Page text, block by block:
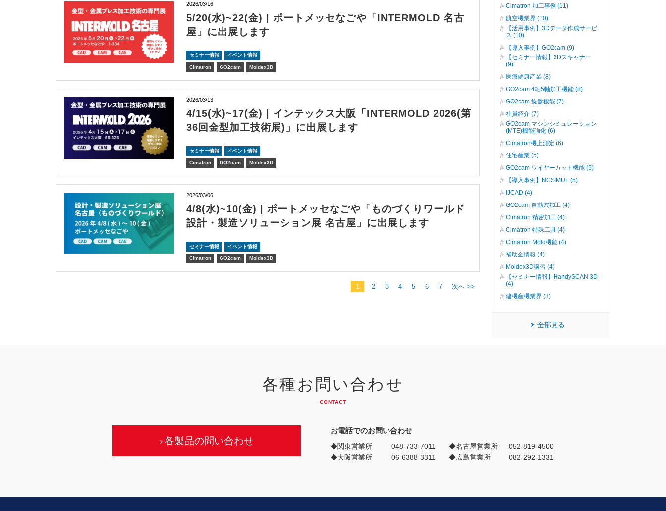
2026/03/16
5/20(水)~22(金) | ポートメッセなごや「INTERMOLD 名古
屋」に出展します
セミナー情報 イベント情報
Cimatron GO2cam Moldex3D
2026/03/13
4/15(水)~17(金) | インテックス大阪「INTERMOLD 2026(第
36回金型加工技術展)」に出展します
セミナー情報 イベント情報
Cimatron GO2cam Moldex3D
2026/03/06
4/8(水)~10(金) | ポートメッセなごや「ものづくりワールド
設計・製造ソリューション展 名古屋」に出展します
セミナー情報 イベント情報
Cimatron GO2cam Moldex3D
1 2 3 4 5 6 7 次へ >>
Cimatron 加工事例 (11)
航空機業界 (10)
【活用事例】3Dデータ作成サービ
ス (10)
【導入事例】GO2cam (9)
【セミナー情報】3Dスキャナー
(9)
医療健康産業 (8)
GO2cam 4軸5軸加工機能 (8)
GO2cam 旋盤機能 (7)
社員紹介 (7)
GO2cam マシンシミュレーション
(MTE)機能強化 (6)
Cimatron機上測定 (6)
住宅産業 (5)
GO2cam ワイヤーカット機能 (5)
【導入事例】NCSIMUL (5)
IJCAD (4)
GO2cam 自動穴加工 (4)
Cimatron 精密加工 (4)
Cimatron 特殊工具 (4)
Cimatron Mold機能 (4)
補助金情報 (4)
Moldex3D講習 (4)
【セミナー情報】HandySCAN 3D
(4)
建機産機業界 (3)
全部見る
各種お問い合わせ
CONTACT
各製品の問い合わせ
お電話でのお問い合わせ
◆関東営業所 048-733-7011 ◆名古屋営業所
052-819-4500
◆大阪営業所
06-6388-3311 ◆広島営業所 082-292-1331